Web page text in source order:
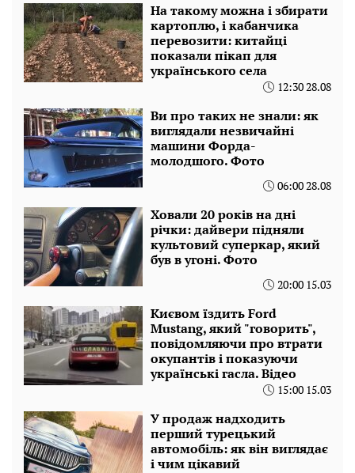
На такому можна і збирати
картоплю, і кабанчика
перевозити: китайці
показали пікап для
українського села
12:30 28.08
Ви про таких не знали: як
виглядали незвичайні
машини Форда-
молодшого. Фото
06:00 28.08
Ховали 20 років на дні
річки: дайвери підняли
культовий суперкар, який
був в угоні. Фото
20:00 15.03
Києвом їздить Ford
Mustang, який "говорить",
повідомляючи про втрати
окупантів і показуючи
українські гасла. Відео
15:00 15.03
У продаж надходить
перший турецький
автомобіль: як він виглядає
і чим цікавий